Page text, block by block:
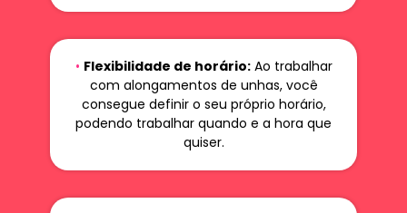
• Flexibilidade de horário:Ao trabalhar
com alongamentos de unhas, você
consegue definir o seu próprio horário,
podendo trabalhar quando e a hora que
quiser.